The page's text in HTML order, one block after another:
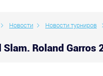
Новости Новости турниров
Slam. Roland